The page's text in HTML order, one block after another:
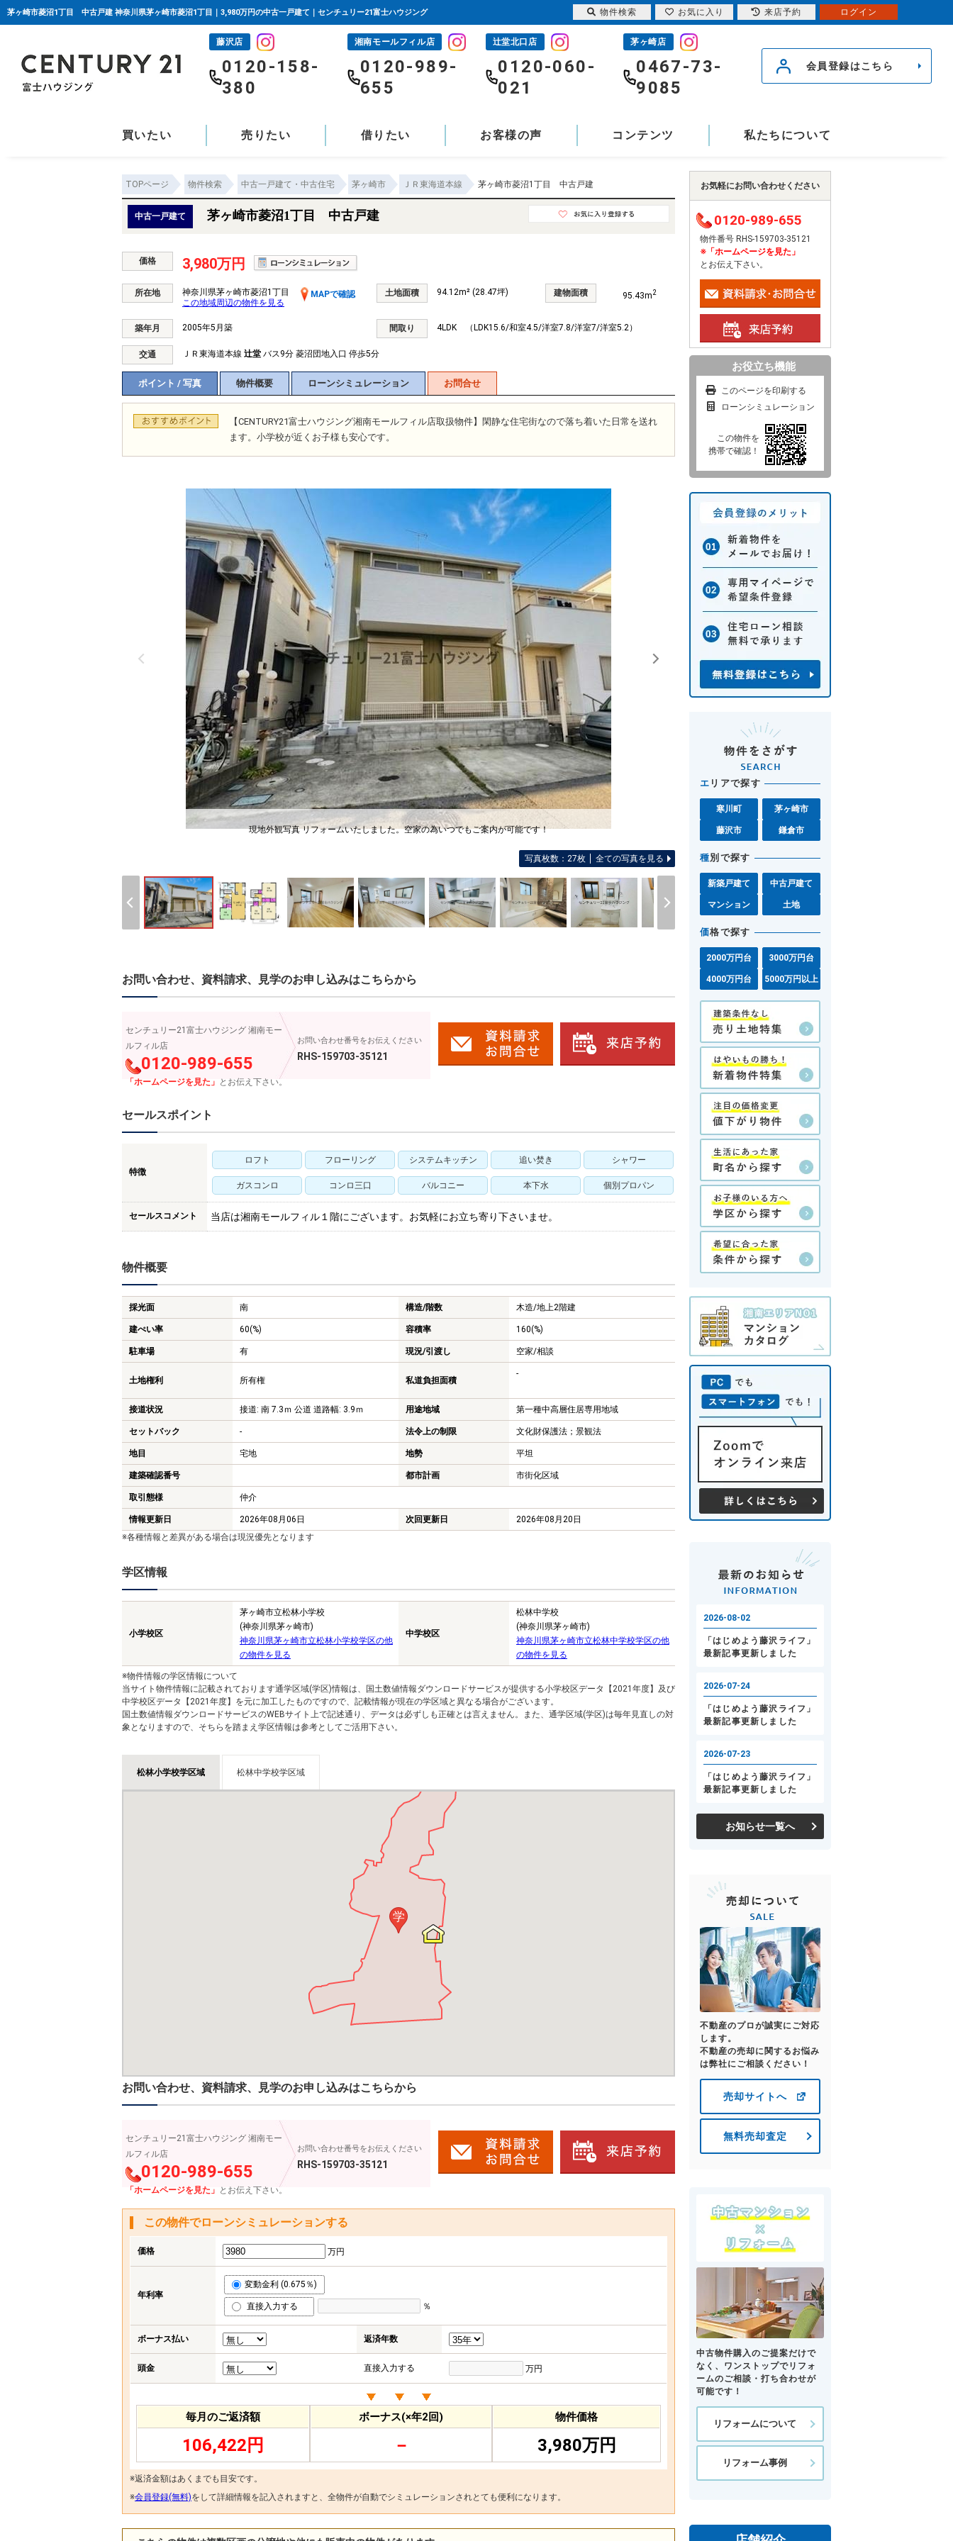
茅ヶ崎市菱沼1丁目 中古戸建 神奈川県茅ヶ崎市菱沼1丁目｜3,980万円の中古一戸建て｜センチュリー21富士ハウジング
藤沢店
0120-158-
380
湘南モールフィル店
0120-989-
655
辻堂北口店
0120-060-
021
茅ヶ崎店
0467-73-
9085
会員登録はこちら
買いたい 売りたい 借りたい お客様の声 コンテンツ 私たちについて
TOPページ 物件検索 中古一戸建て・中古住宅 茅ヶ崎市 ＪＲ東海道本線 茅ヶ崎市菱沼1丁目 中古戸建
中古一戸建て 茅ヶ崎市菱沼1丁目 中古戸建
価格 3,980万円
所在地 神奈川県茅ヶ崎市菱沼1丁目
MAPで確認
この地域周辺の物件を見る
土地面積 94.12m² (28.47坪) 建物面積 95.43m2
築年月 2005年5月築 間取り 4LDK （LDK15.6/和室4.5/洋室7.8/洋室7/洋室5.2）
交通 ＪＲ東海道本線 辻堂 バス9分 菱沼団地入口 停歩5分
ポイント / 写真 物件概要 ローンシミュレーション お問合せ
【CENTURY21富士ハウジング湘南モールフィル店取扱物件】閑静な住宅街なので落ち着いた日常を送れ
ます。小学校が近くお子様も安心です。
現地外観写真 リフォームいたしました。空家の為いつでもご案内が可能です！
写真枚数：27枚 全ての写真を見る
お問い合わせ、資料請求、見学のお申し込みはこちらから
センチュリー21富士ハウジング 湘南モー
ルフィル店
0120-989-655
「ホームページを見た」 とお伝え下さい。
お問い合わせ番号をお伝えください
RHS-159703-35121
セールスポイント
特徴
ロフト フローリング システムキッチン 追い焚き シャワー
ガスコンロ コンロ三口 バルコニー 本下水 個別プロパン
セールスコメント 当店は湘南モールフィル１階にございます。お気軽にお立ち寄り下さいませ。
物件概要
採光面 南 構造/階数 木造/地上2階建
建ぺい率 60(%) 容積率 160(%)
駐車場 有 現況/引渡し 空家/相談
土地権利 所有権 私道負担面積
-
接道状況 接道: 南 7.3ｍ 公道 道路幅: 3.9ｍ 用途地域 第一種中高層住居専用地域
セットバック - 法令上の制限 文化財保護法；景観法
地目 宅地 地勢 平坦
建築確認番号 都市計画 市街化区域
取引態様 仲介
情報更新日 2026年08月06日 次回更新日
2026年08月20日
※各種情報と差異がある場合は現況優先となります
学区情報
小学校区
茅ヶ崎市立松林小学校
(神奈川県茅ヶ崎市)
神奈川県茅ヶ崎市立松林小学校学区の他
の物件を見る
中学校区
松林中学校
(神奈川県茅ヶ崎市)
神奈川県茅ヶ崎市立松林中学校学区の他
の物件を見る
※物件情報の学区情報について
当サイト物件情報に記載されております通学区域(学区)情報は、国土数値情報ダウンロードサービスが提供する小学校区データ【2021年度】及び
中学校区データ【2021年度】を元に加工したものですので、記載情報が現在の学区域と異なる場合がございます。
国土数値情報ダウンロードサービスのWEBサイト上で記述通り、データは必ずしも正確とは言えません。また、通学区域(学区)は毎年見直しの対
象となりますので、そちらを踏まえ学区情報は参考としてご活用下さい。
松林小学校学区域 松林中学校学区域
学
お問い合わせ、資料請求、見学のお申し込みはこちらから
センチュリー21富士ハウジング 湘南モー
ルフィル店
0120-989-655
「ホームページを見た」 とお伝え下さい。
お問い合わせ番号をお伝えください
RHS-159703-35121
この物件でローンシミュレーションする
価格 万円
年利率
変動金利 (0.675％)
直接入力する ％
ボーナス払い 返済年数
頭金 直接入力する 万円
毎月のご返済額
106,422円
ボーナス(×年2回)
－
物件価格
3,980万円
※返済金額はあくまでも目安です。
※会員登録(無料)をして詳細情報を記入されますと、全物件が自動でシミュレーションされとても便利になります。
お気軽にお問い合わせください
0120-989-655
物件番号 RHS-159703-35121
※「ホームページを見た」
とお伝え下さい。
お役立ち機能
このページを印刷する
ローンシミュレーション
この物件を
携帯で確認！
エ リアで探す
寒川町 茅ヶ崎市
藤沢市 鎌倉市
種別で探す
新築戸建て 中古戸建て
マンション 土地
価格で探す
2000万円台 3000万円台
4000万円台 5000万円以上
お知らせ一覧へ
不動産のプロが誠実にご対応
します。
不動産の売却に関するお悩み
は弊社にご相談ください！
売却サイトへ
無料売却査定
中古物件購入のご提案だけで
なく、ワンストップでリフォ
ームのご相談・打ち合わせが
可能です！
リフォームについて
リフォーム事例
物件検索 お気に入り 来店予約 ログイン